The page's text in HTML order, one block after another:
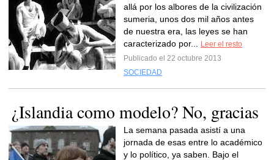
allá por los albores de la civilización
sumeria, unos dos mil años antes
de nuestra era, las leyes se han
caracterizado por...
Leer el resto
Publicado el 22 octubre 2013
SOCIEDAD
¿Islandia como modelo? No, gracias
La semana pasada asistí a una
jornada de esas entre lo académico
y lo político, ya saben. Bajo el